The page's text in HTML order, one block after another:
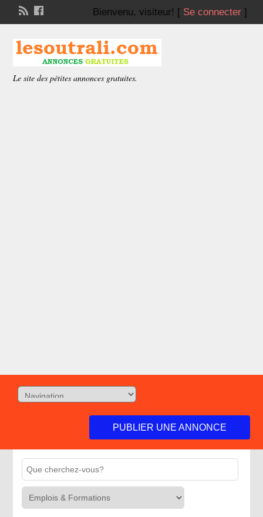
Bienvenu, visiteur! [ Se connecter]
Le site des pétites annonces gratuites.
PUBLIER UNE ANNONCE